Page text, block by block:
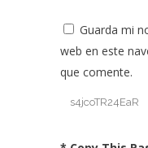
Guarda mi
web en este
que comente.